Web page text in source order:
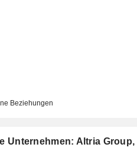
Beziehungen
Unternehmen: Altria Group,